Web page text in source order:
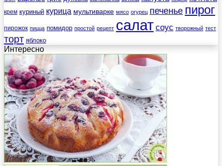
крем куриный курица мультиварке мясо огурец печенье пирог
пирожок пицца помидор простой рецепт салат соус творожный тест
торт яблоко
Интересно